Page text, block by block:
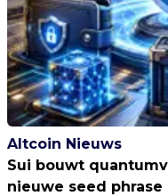
Altcoin Nieuws
Sui bouwt
nieuwe seed phrase